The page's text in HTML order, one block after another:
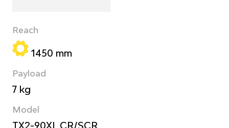
Reach
1450 mm
Payload
7 kg
Model
TX2-90XL CR/SCR